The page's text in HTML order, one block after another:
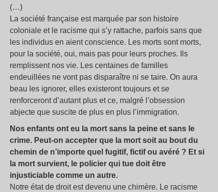
(…)
La société française est marquée par son histoire
coloniale et le racisme qui s’y rattache, parfois sans que
les individus en aient conscience. Les morts sont morts,
pour la société, oui, mais pas pour leurs proches. Ils
remplissent nos vie. Les centaines de familles
endeuillées ne vont pas disparaître ni se taire. On aura
beau les ignorer, elles existeront toujours et se
renforceront d’autant plus et ce, malgré l’obsession
abjecte que suscite de plus en plus l’immigration.
Nos enfants ont eu la mort sans la peine et sans le
crime. Peut-on accepter que la mort soit au bout du
chemin de n’importe quel fugitif, fictif ou avéré ? Et si
la mort survient, le policier qui tue doit être
injusticiable comme un autre.
Notre état de droit est devenu une chimère. Le racisme